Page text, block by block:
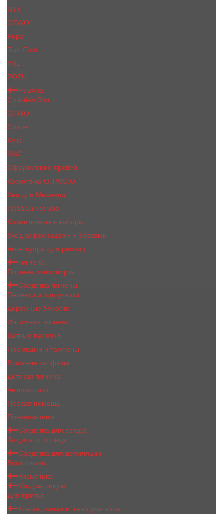
NYX
OTWO
Pupa
Tom Ford
YSL
ZOZU
Румяна
Christian Dior
OTWO
Сhanеl
Kylie
MaC
Оформление бровей
Косметика O.TWO.O
Хна для Мехенди
Наборы кремов
Косметические наборы
Уход за ресницами и бровями
Аксессуары для ресниц
Гигиена
Гигиена полости рта
Средства гигиены
Пелёнки и подгузники
Дорожные ёмкости
Интимная гигиена
Ватные палочки
Прокладки и тампоны
Влажные салфетки
Детская гигиена
Антисептики
Первая помощь
Презервативы
Средства для загара
Защита от солнца
Средства для депиляции
Воскоплавы
Косметика
Уход за лицом
Для бритья
Крема, пилинги, гели для лица